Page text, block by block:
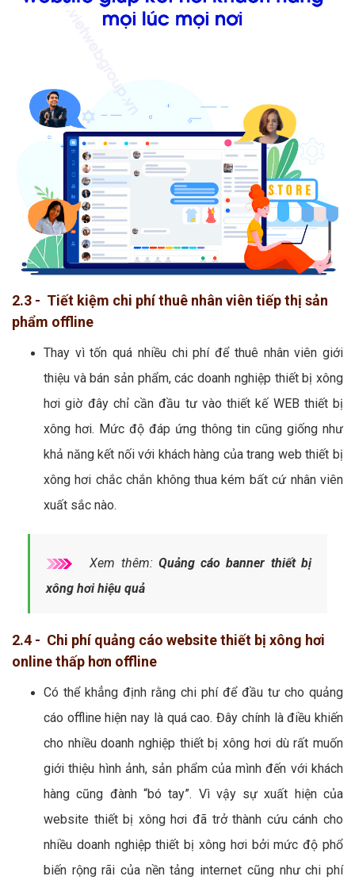
2.3 - Tiết kiệm chi phí thuê nhân viên tiếp thị sản
phẩm offline
Thay vì tốn quá nhiều chi phí để thuê nhân viên giới
thiệu và bán sản phẩm, các doanh nghiệp thiết bị xông
hơi giờ đây chỉ cần đầu tư vào thiết kế WEB thiết bị
xông hơi. Mức độ đáp ứng thông tin cũng giống như
khả năng kết nối với khách hàng của trang web thiết bị
xông hơi chắc chắn không thua kém bất cứ nhân viên
xuất sắc nào.
Xem thêm: Quảng cáo banner thiết bị
xông hơi hiệu quả
2.4 - Chi phí quảng cáo website thiết bị xông hơi
online thấp hơn offline
Có thể khẳng định rằng chi phí để đầu tư cho quảng
cáo offline hiện nay là quá cao. Đây chính là điều khiến
cho nhiều doanh nghiệp thiết bị xông hơi dù rất muốn
giới thiệu hình ảnh, sản phẩm của mình đến với khách
hàng cũng đành “bó tay”. Vì vậy sự xuất hiện của
website thiết bị xông hơi đã trở thành cứu cánh cho
nhiều doanh nghiệp thiết bị xông hơi bởi mức độ phổ
biến rộng rãi của nền tảng internet cũng như chi phí